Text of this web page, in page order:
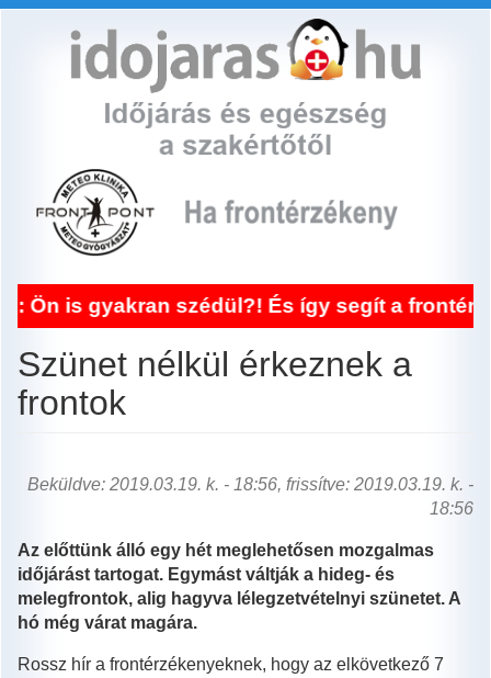
gyakran szédül?! És így segít a
Szünet nélkül érkeznek a
frontok
Beküldve: 2019.03.19. k. - 18:56, frissítve: 2019.03.19. k. -
18:56
Az előttünk álló egy hét meglehetősen mozgalmas
időjárást tartogat. Egymást váltják a hideg- és
melegfrontok, alig hagyva lélegzetvételnyi szünetet. A
hó még várat magára.
Rossz hír a frontérzékenyeknek, hogy az elkövetkező 7